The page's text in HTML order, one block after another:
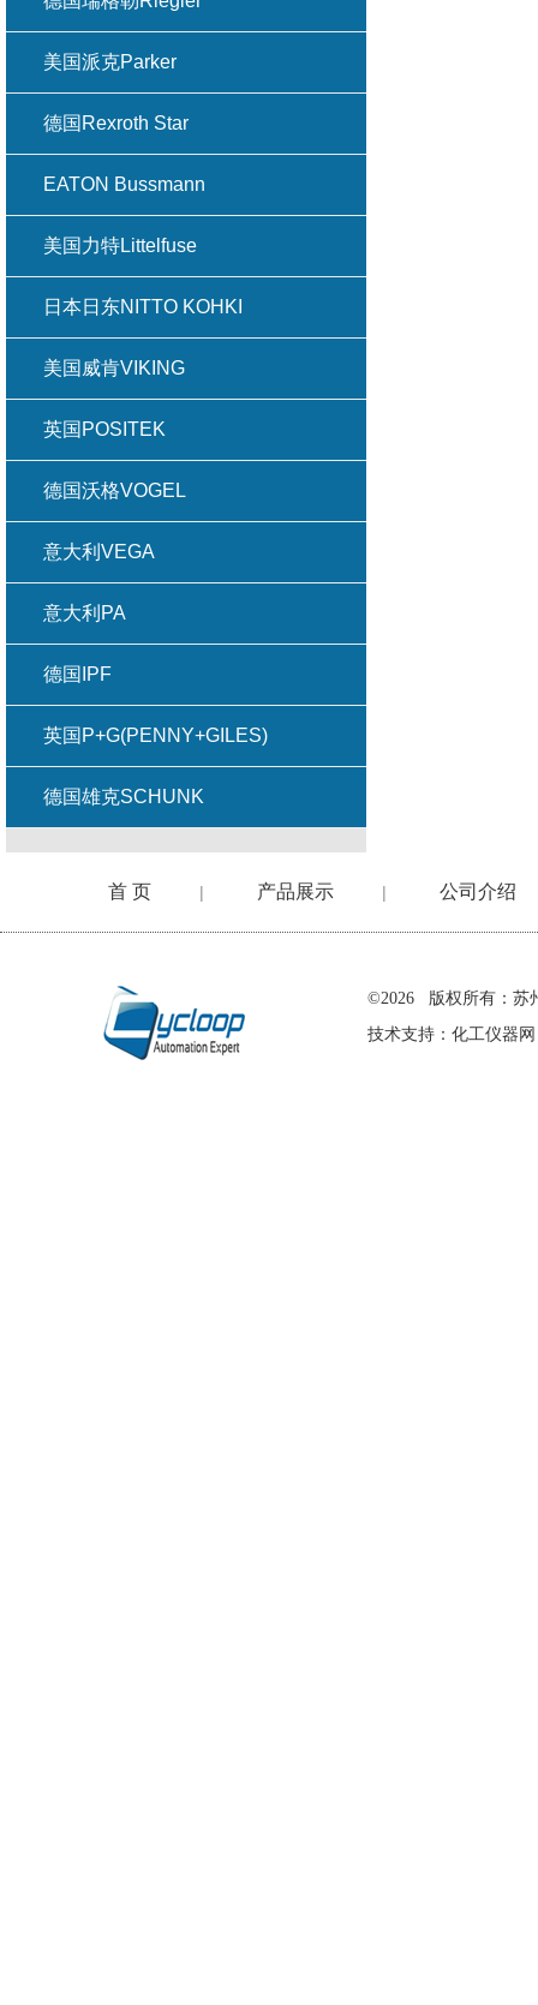
美国派克Parker
德国Rexroth Star
EATON Bussmann
美国力特Littelfuse
日本日东NITTO KOHKI
美国威肯VIKING
英国POSITEK
德国沃格VOGEL
意大利VEGA
意大利PA
德国IPF
英国P+G(PENNY+GILES)
德国雄克SCHUNK
首 页 | 产品展示 | 公司介绍
©2026 版权所有：苏
技术支持： 化工仪器网